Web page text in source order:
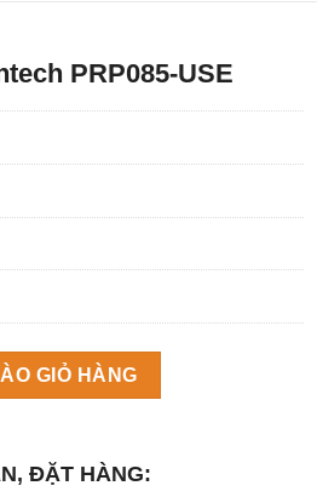
PRP085-USE
số lượng
GIỎ HÀNG
ĐẶT HÀNG: